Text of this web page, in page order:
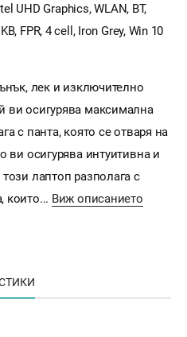
UHD Graphics, WLAN, BT,
FPR, 4 cell, Iron Grey, Win 10
лек и изключително
ви осигурява максимална
с панта, която се отваря на
ви осигурява интуитивна и
лаптоп разполага с
които... Виж описанието